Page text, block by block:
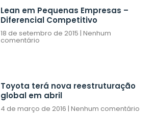
Lean em Pequenas Empresas –
Diferencial Competitivo
18 de setembro de 2015 Nenhum
comentário
Toyota terá nova reestruturação
global em abril
4 de março de 2016 Nenhum comentário